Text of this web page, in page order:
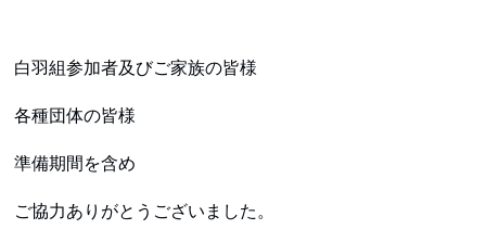
白羽組参加者及びご家族の皆様
各種団体の皆様
準備期間を含め
ご協力ありがとうございました。